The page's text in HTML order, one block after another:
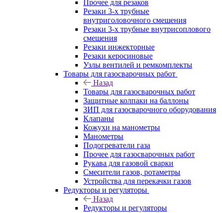
Прочее для резаков
Резаки 3-х трубные
внутриголовочного смешения
Резаки 3-х трубные внутрисоплового
смешения
Резаки инжекторные
Резаки керосиновые
Узлы вентилей и ремкомплекты
Товары для газосварочных работ
Назад
Товары для газосварочных работ
Защитные колпаки на баллоны
ЗИП для газосварочного оборудования
Клапаны
Кожухи на манометры
Манометры
Подогреватели газа
Прочее для газосварочных работ
Рукава для газовой сварки
Смесители газов, ротаметры
Устройства для перекачки газов
Редукторы и регуляторы
Назад
Редукторы и регуляторы